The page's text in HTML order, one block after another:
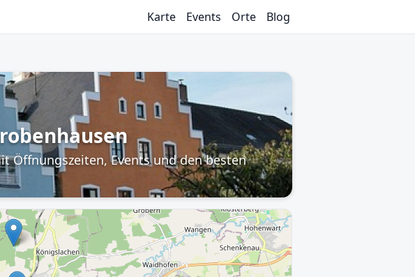
Karte Events Orte Blog
Öffnungszeiten, Events und den besten